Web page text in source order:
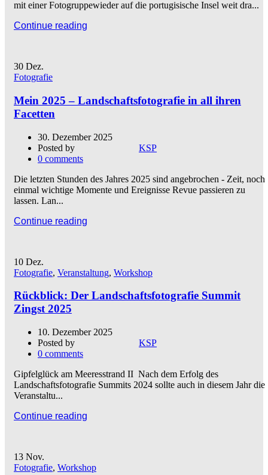
mit einer Fotogruppewieder auf die portugisische Insel weit dra...
Continue reading
30 Dez.
Fotografie
Mein 2025 – Landschaftsfotografie in all ihren
Facetten
30. Dezember 2025
Posted by
KSP
0 comments
Die letzten Stunden des Jahres 2025 sind angebrochen - Zeit, noch
einmal wichtige Momente und Ereignisse Revue passieren zu
lassen. Lan...
Continue reading
10 Dez.
Fotografie, Veranstaltung, Workshop
Rückblick: Der Landschaftsfotografie Summit
Zingst 2025
10. Dezember 2025
Posted by
KSP
0 comments
Gipfelglück am Meeresstrand II Nach dem Erfolg des
Landschaftsfotografie Summits 2024 sollte auch in diesem Jahr die
Veranstaltu...
Continue reading
13 Nov.
Fotografie, Workshop